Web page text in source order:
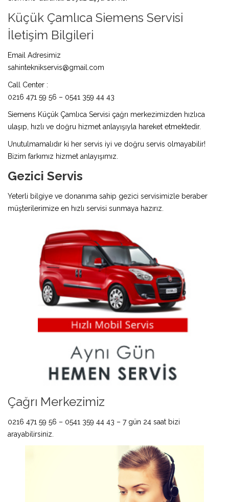
Küçük Çamlıca Siemens Servisi
İletişim Bilgileri
Email Adresimiz
sahinteknikservis@gmail.com
Call Center :
0216 471 59 56 – 0541 359 44 43
Siemens Küçük Çamlıca Servisi çağrı merkezimizden hızlıca
ulaşıp, hızlı ve doğru hizmet anlayışıyla hareket etmektedir.
Unutulmamalıdır ki her servis iyi ve doğru servis olmayabilir!
Bizim farkımız hizmet anlayışımız.
Gezici Servis
Yeterli bilgiye ve donanıma sahip gezici servisimizle beraber
müşterilerimize en hızlı servisi sunmaya hazırız.
Çağrı Merkezimiz
0216 471 59 56 – 0541 359 44 43 – 7 gün 24 saat bizi
arayabilirsiniz.